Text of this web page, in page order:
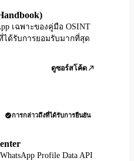
เฉพาะของคู่มือ OSINT
ได้รับการยอมรับมากที่สุด
ดูซอร์สโค้ด
การกล่าวถึงที่ได้รับการยืนยัน
Profile Data API